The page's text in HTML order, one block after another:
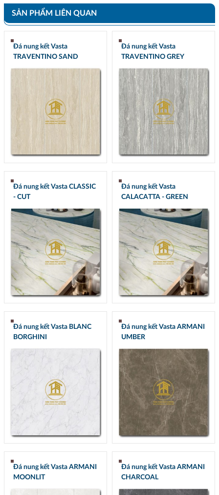
SẢN PHẨM LIÊN QUAN
Đá nung kết Vasta
TRAVENTINO SAND
Đá nung kết Vasta
TRAVENTINO GREY
Đá nung kết Vasta CLASSIC
- CUT
Đá nung kết Vasta
CALACATTA - GREEN
Đá nung kết Vasta BLANC
BORGHINI
Đá nung kết Vasta ARMANI
UMBER
Đá nung kết Vasta ARMANI
MOONLIT
Đá nung kết Vasta ARMANI
CHARCOAL